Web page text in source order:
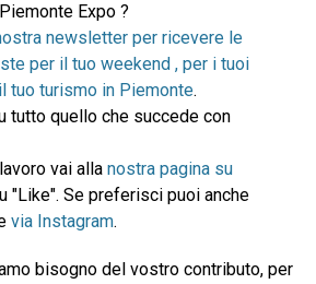
Expo ?
newsletter per ricevere le
per il tuo weekend , per i tuoi
tuo turismo in Piemonte.
tutto quello che succede con
vai alla nostra pagina su
"Like". Se preferisci puoi anche
via Instagram.
bisogno del vostro contributo, per